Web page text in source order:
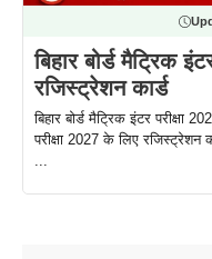
बिहार बोर्ड मैट्रिक
रजिस्ट्रेशन कार्ड
बिहार बोर्ड मैट्रिक इंटर परीक्षा
परीक्षा 2027 के लिए
...